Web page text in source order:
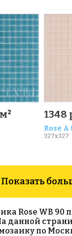
1348
Rose A
327x327
Показать
WB 90
данной
по